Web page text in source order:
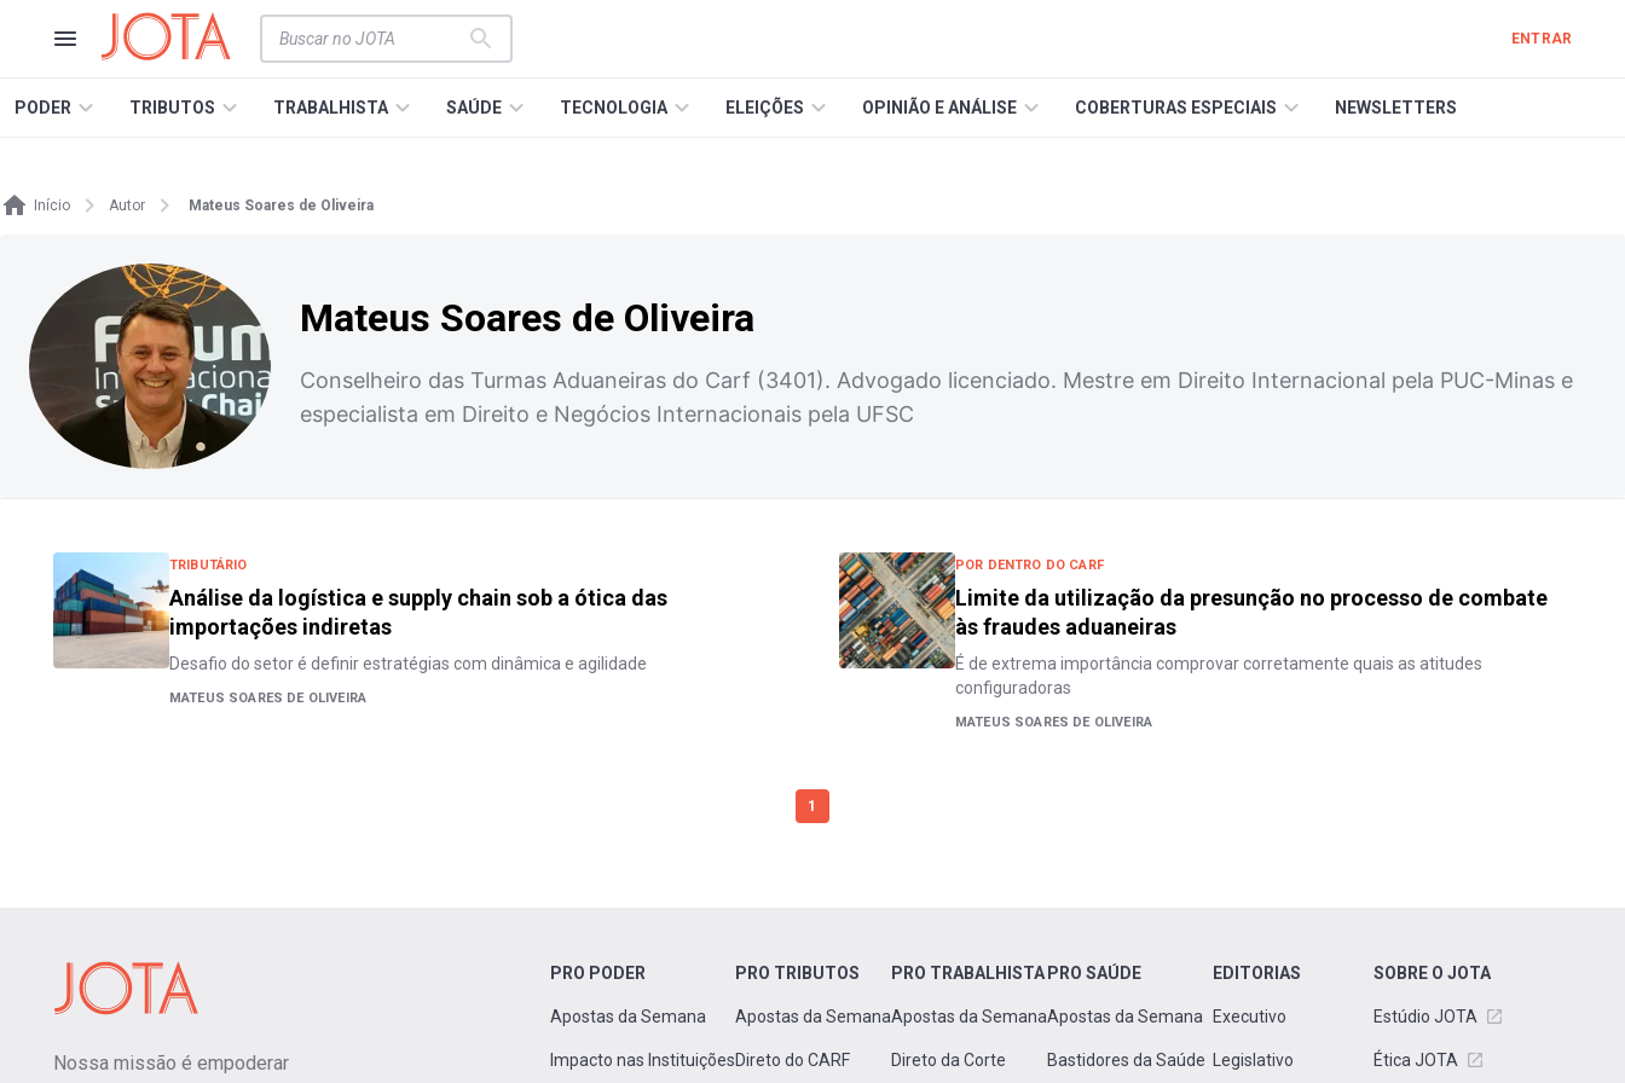
ENTRAR
PODER TRIBUTOS TRABALHISTA SAÚDE TECNOLOGIA ELEIÇÕES OPINIÃO E ANÁLISE COBERTURAS ESPECIAIS NEWSLETTERS
Início Autor Mateus Soares de Oliveira
Mateus Soares de Oliveira
Conselheiro das Turmas Aduaneiras do Carf (3401). Advogado licenciado. Mestre em Direito Internacional pela PUC-Minas e
especialista em Direito e Negócios Internacionais pela UFSC
TRIBUTÁRIO
Análise da logística e supply chain sob a ótica das
importações indiretas
Desafio do setor é definir estratégias com dinâmica e agilidade
MATEUS SOARES DE OLIVEIRA
POR DENTRO DO CARF
Limite da utilização da presunção no processo de combate
às fraudes aduaneiras
É de extrema importância comprovar corretamente quais as atitudes
configuradoras
MATEUS SOARES DE OLIVEIRA
1
Nossa missão é empoderar
PRO PODER
Apostas da Semana
Impacto nas Instituições
PRO TRIBUTOS
Apostas da Semana
Direto do CARF
PRO TRABALHISTA
Apostas da Semana
Direto da Corte
PRO SAÚDE
Apostas da Semana
Bastidores da Saúde
EDITORIAS
Executivo
Legislativo
SOBRE O JOTA
Estúdio JOTA
Ética JOTA